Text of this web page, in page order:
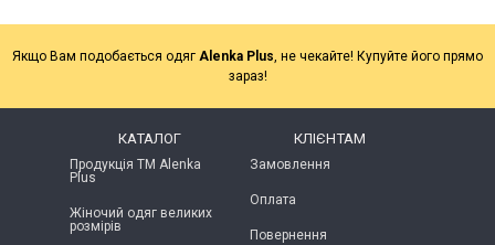
Якщо Вам подобається одяг Alenka Plus, не чекайте! Купуйте його прямо
зараз!
КАТАЛОГ
Продукція ТМ Alenka
Plus
Жіночий одяг великих
розмірів
КЛІЄНТАМ
Замовлення
Оплата
Повернення